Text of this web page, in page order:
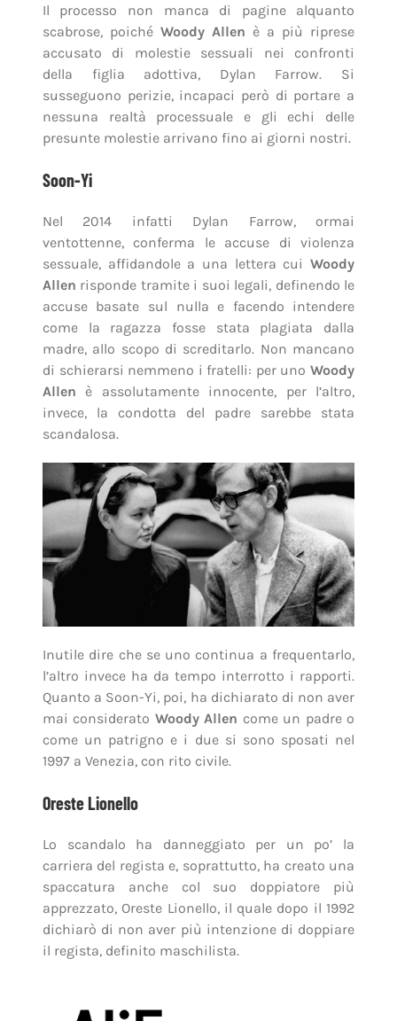
Il processo non manca di pagine alquanto
scabrose, poiché Woody Allen è a più riprese
accusato di molestie sessuali nei confronti
della figlia adottiva, Dylan Farrow. Si
susseguono perizie, incapaci però di portare a
nessuna realtà processuale e gli echi delle
presunte molestie arrivano fino ai giorni nostri.
Soon-Yi
Nel 2014 infatti Dylan Farrow, ormai
ventottenne, conferma le accuse di violenza
sessuale, affidandole a una lettera cuiWoody
Allen risponde tramite i suoi legali, definendo le
accuse basate sul nulla e facendo intendere
come la ragazza fosse stata plagiata dalla
madre, allo scopo di screditarlo. Non mancano
di schierarsi nemmeno i fratelli: per unoWoody
Allen è assolutamente innocente, per l’altro,
invece, la condotta del padre sarebbe stata
scandalosa.
Inutile dire che se uno continua a frequentarlo,
l’altro invece ha da tempo interrotto i rapporti.
Quanto a Soon-Yi, poi, ha dichiarato di non aver
mai considerato Woody Allen come un padre o
come un patrigno e i due si sono sposati nel
1997 a Venezia, con rito civile.
Oreste Lionello
Lo scandalo ha danneggiato per un po’ la
carriera del regista e, soprattutto, ha creato una
spaccatura anche col suo doppiatore più
apprezzato, Oreste Lionello, il quale dopo il 1992
dichiarò di non aver più intenzione di doppiare
il regista, definito maschilista.